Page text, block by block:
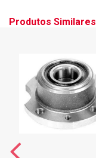
Produtos Similares